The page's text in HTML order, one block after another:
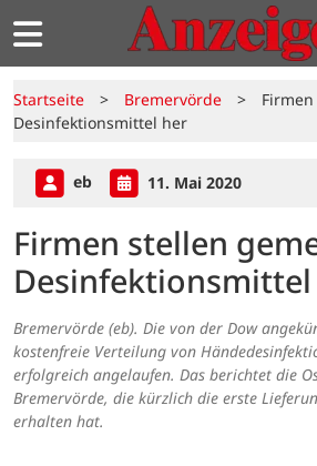
Startseite > Bremervörde >
Desinfektionsmittel her
eb 11. Mai 2020
Firmen stellen
Bremervörde (eb). Die von der Dow
kostenfreie Verteilung von
erfolgreich angelaufen. Das berichtet die
Bremervörde, die kürzlich die erste
erhalten hat.